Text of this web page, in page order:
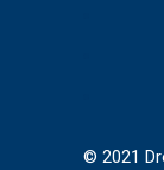
© 2021